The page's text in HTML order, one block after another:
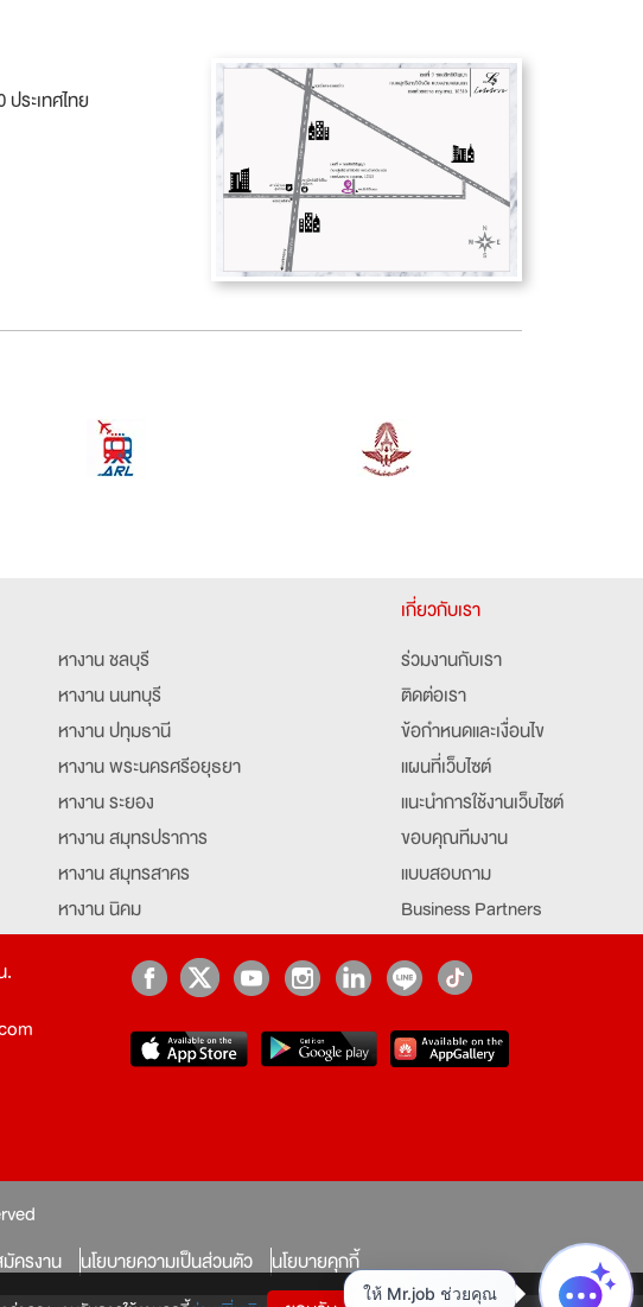
ระเทศไทย
หางาน ชลบุรี
หางาน นนทบุรี
หางาน ปทุมธานี
หางาน พระนครศรีอยุธยา
หางาน ระยอง
หางาน สมุทรปราการ
หางาน สมุทรสาคร
หางาน นิคม
เกี่ยวกับเรา
ร่วมงานกับเรา
ติดต่อเรา
ข้อกำหนดและเงื่อนไข
แผนที่เว็บไซต์
แนะนำการใช้งานเว็บไซต์
ขอบคุณทีมงาน
แบบสอบถาม
Business Partners
Job Index
job
.
ครงาน นโยบายความเป็นส่วนตัว
นโยบายคุกกี้